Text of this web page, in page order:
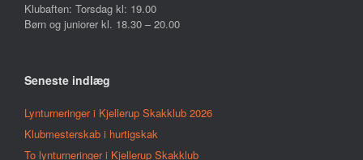
Klubaften: Torsdag kl: 19.00
Børn og juniorer kl. 18.30 – 20.00
Seneste indlæg
Lynturneringer i Kjellerup Skakklub 2026
Klubmesterskab i hurtigskak
To lynturneringer i Kjellerup Skakklub